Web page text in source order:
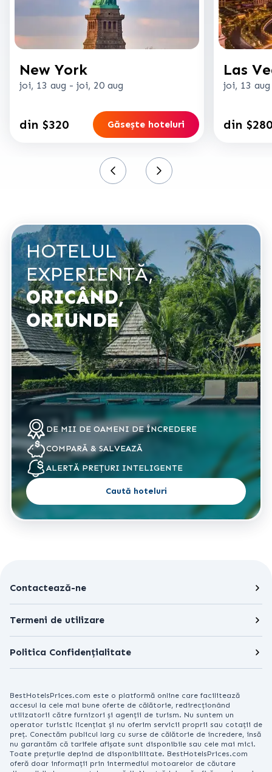
New York
joi, 13 aug - joi, 20 aug
din $320 Găsește hoteluri
Las
joi, 13 aug
din $280
HOTELUL
EXPERIENŢĂ,
ORICÂND,
ORIUNDE
DE MII DE OAMENI DE ÎNCREDERE
COMPARĂ & SALVEAZĂ
ALERTĂ PREȚURI INTELIGENTE
Caută hoteluri
Contactează-ne
Termeni de utilizare
Politica Confidențialitate
BestHotelsPrices.com este o platformă online care facilitează
accesul la cele mai bune oferte de călătorie, redirecționând
utilizatorii către furnizori și agenții de turism. Nu suntem un
operator turistic licențiat și nu oferim servicii proprii sau cotații de
preț. Conectăm publicul larg cu surse de călătorie de încredere, însă
nu garantăm că tarifele afișate sunt disponibile sau cele mai mici.
Toate prețurile depind de disponibilitate. BestHotelsPrices.com
oferă doar informații prin intermediul motoarelor de căutare